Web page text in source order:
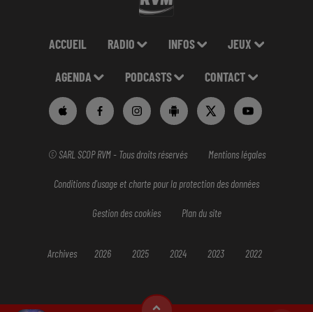
ACCUEIL RADIO INFOS JEUX
AGENDA PODCASTS CONTACT
© SARL SCOP RVM - Tous droits réservés Mentions légales
Conditions d'usage et charte pour la protection des données
Gestion des cookies Plan du site
Archives 2026 2025 2024 2023 2022